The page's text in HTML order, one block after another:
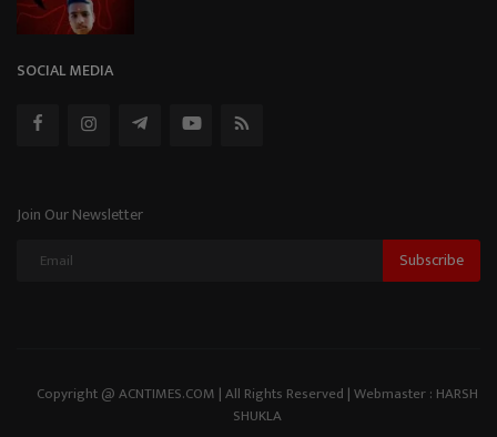
SOCIAL MEDIA
Join Our Newsletter
Subscribe
Copyright @ ACNTIMES.COM | All Rights Reserved | Webmaster : HARSH
SHUKLA